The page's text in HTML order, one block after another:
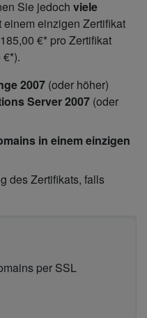
Sie jedoch viele
einem einzigen Zertifikat
185,00 €* pro Zertifikat
€*).
2007 (oder höher)
Server 2007 (oder
in einem einzigen
des Zertifikats, falls
per SSL